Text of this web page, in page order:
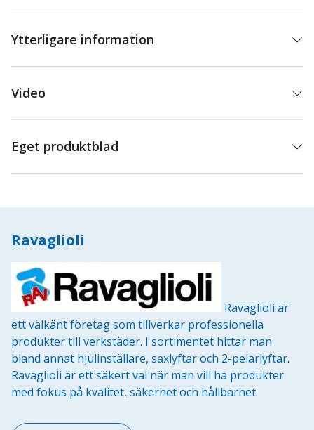
Ytterligare information
Video
Eget produktblad
Ravaglioli
Ravaglioli är
ett välkänt företag som tillverkar professionella
produkter till verkstäder. I sortimentet hittar man
bland annat hjulinställare, saxlyftar och 2-pelarlyftar.
Ravaglioli är ett säkert val när man vill ha produkter
med fokus på kvalitet, säkerhet och hållbarhet.